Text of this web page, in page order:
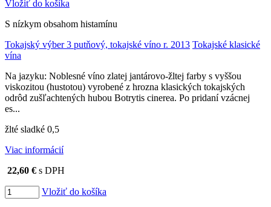
Vložiť do košíka
S nízkym obsahom histamínu
Tokajský výber 3 putňový, tokajské víno r. 2013 Tokajské klasické
vína
Na jazyku: Noblesné víno zlatej jantárovo-žltej farby s vyššou
viskozitou (hustotou) vyrobené z hrozna klasických tokajských
odrôd zušľachtených hubou Botrytis cinerea. Po pridaní vzácnej
es...
žlté sladké 0,5
Viac informácií
22,60 € s DPH
Vložiť do košíka